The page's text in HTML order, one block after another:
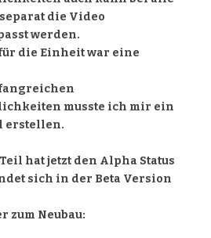
die Video
werden.
die Einheit war eine
musste ich mir ein
erstellen.
hat jetzt den Alpha Status
sich in der Beta Version
zum Neubau: